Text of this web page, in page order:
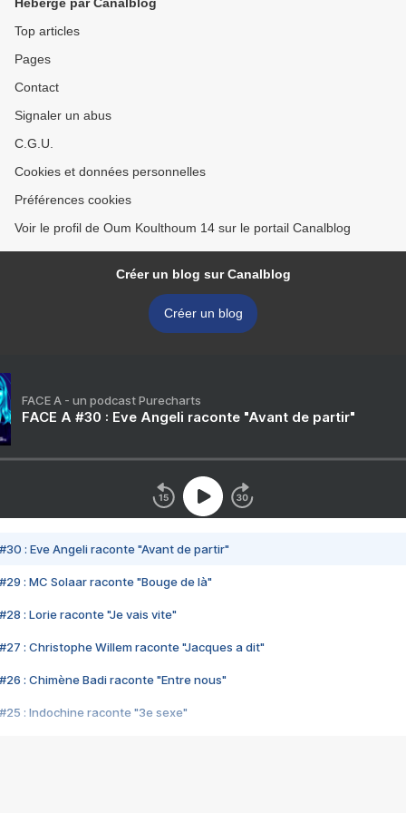
Top articles
Pages
Contact
Signaler un abus
C.G.U.
Cookies et données personnelles
Préférences cookies
Voir le profil de Oum Koulthoum 14 sur le portail Canalblog
Créer un blog sur Canalblog
Créer un blog
FACE A - un podcast Purecharts
FACE A #30 : Eve Angeli raconte "Avant de partir"
#30 : Eve Angeli raconte "Avant de partir"
#29 : MC Solaar raconte "Bouge de là"
#28 : Lorie raconte "Je vais vite"
#27 : Christophe Willem raconte "Jacques a dit"
#26 : Chimène Badi raconte "Entre nous"
#25 : Indochine raconte "3e sexe"